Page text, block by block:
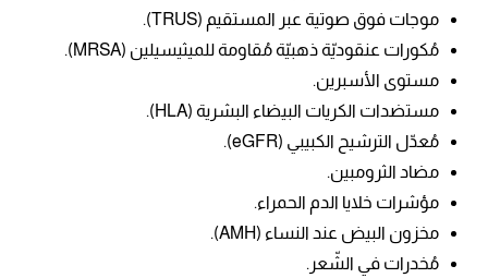
موجات فوق صوتية عبر المستقيم (TRUS).
مُكورات عنقوديّة ذهبيّة مُقاومة للميثيسيلين (MRSA).
مستوى الأسبرين.
مستضدات الكريات البيضاء البشرية (HLA).
مُعدّل الترشيح الكبيبي (eGFR).
مضاد الثرومبين.
مؤشرات خلايا الدم الحمراء.
مخزون البيض عند النساء (AMH).
مُخدرات في الشّعر.